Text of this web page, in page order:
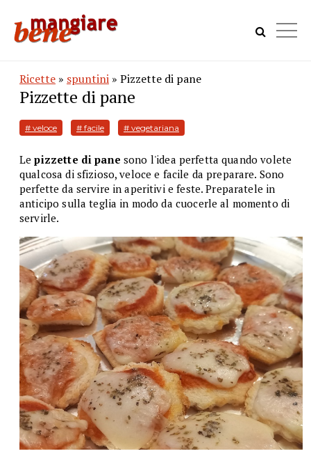
Ricette » spuntini » Pizzette di pane
Pizzette di pane
# veloce # facile # vegetariana
Lepizzette di pane sono l'idea perfetta quando volete
qualcosa di sfizioso, veloce e facile da preparare. Sono
perfette da servire in aperitivi e feste. Preparatele in
anticipo sulla teglia in modo da cuocerle al momento di
servirle.